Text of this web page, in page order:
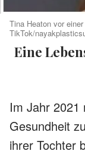
Tina Heaton vor
TikTok/
Eine Lebensstiländerung, mit der alles
Im Jahr 2021
Gesundheit
ihrer Tochter